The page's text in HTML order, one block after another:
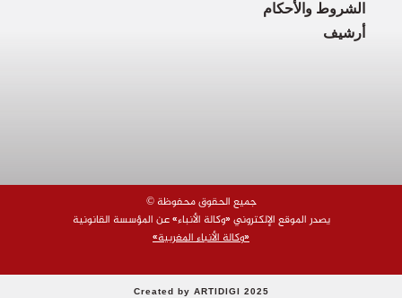
الشروط والأحكام
أرشيف
© جميع الحقوق محفوظة
يصدر الموقع الإلكتروني «وكالة الأنباء» عن المؤسسة القانونية
«وكالة الأنباء المغربية»
Created by ARTIDIGI 2025